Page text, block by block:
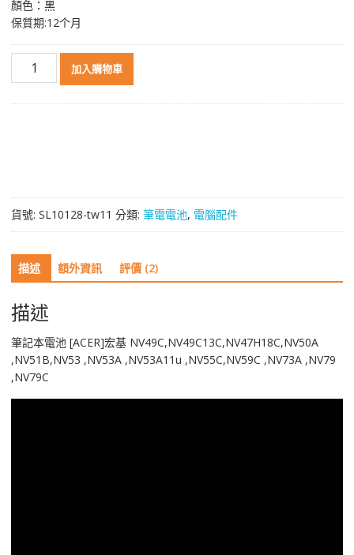
顏色：黑
保質期:12个月
宏
基
NV49C,NV49C13C,NV47H18C,NV50A
,NV51B,NV53
,NV53A
,NV53A11u
,NV55C,NV59C
,NV73A
,NV79
,NV79C
數
加入購物車
貨號: SL10128-tw11 分類: 筆電電池, 電腦配件
描述 額外資訊 評價 (2)
描述
筆記本電池 [ACER]宏基 NV49C,NV49C13C,NV47H18C,NV50A
,NV51B,NV53 ,NV53A ,NV53A11u ,NV55C,NV59C ,NV73A ,NV79
,NV79C